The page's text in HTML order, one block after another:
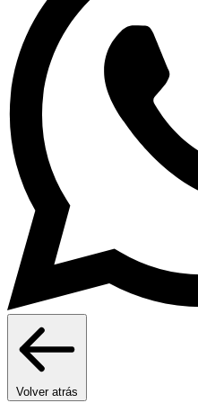
Volver atrás